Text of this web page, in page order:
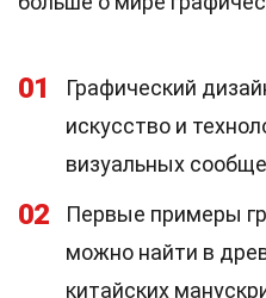
01
Графический
искусство и
визуальных
02
Первые примеры
можно найти в
китайских